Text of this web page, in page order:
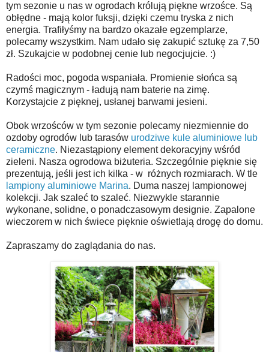
tym sezonie u nas w ogrodach królują piękne wrzośce. Są
obłędne - mają kolor fuksji, dzięki czemu tryska z nich
energia. Trafiłyśmy na bardzo okazałe egzemplarze,
polecamy wszystkim. Nam udało się zakupić sztukę za 7,50
zł. Szukajcie w podobnej cenie lub negocjujcie. :)
Radości moc, pogoda wspaniała. Promienie słońca są
czymś magicznym - ładują nam baterie na zimę.
Korzystajcie z pięknej, usłanej barwami jesieni.
Obok wrzośców w tym sezonie polecamy niezmiennie do
ozdoby ogrodów lub tarasów urodziwe kule aluminiowe lub
ceramiczne. Niezastąpiony element dekoracyjny wśród
zieleni. Nasza ogrodowa biżuteria. Szczególnie pięknie się
prezentują, jeśli jest ich kilka - w różnych rozmiarach. W tle
lampiony aluminiowe Marina. Duma naszej lampionowej
kolekcji. Jak szaleć to szaleć. Niezwykle starannie
wykonane, solidne, o ponadczasowym designie. Zapalone
wieczorem w nich świece pięknie oświetlają drogę do domu.
Zapraszamy do zaglądania do nas.